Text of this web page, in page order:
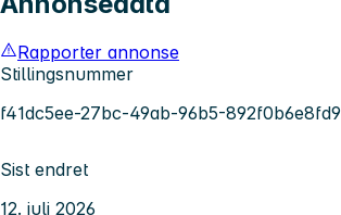
Rapporter annonse
Stillingsnummer
f41dc5ee-27bc-49ab-96b5-892f0b6e8fd9
Sist endret
12. juli 2026